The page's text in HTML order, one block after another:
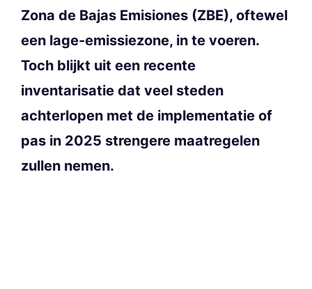
Zona de Bajas Emisiones (ZBE), oftewel
een lage-emissiezone, in te voeren.
Toch blijkt uit een recente
inventarisatie dat veel steden
achterlopen met de implementatie of
pas in 2025 strengere maatregelen
zullen nemen.